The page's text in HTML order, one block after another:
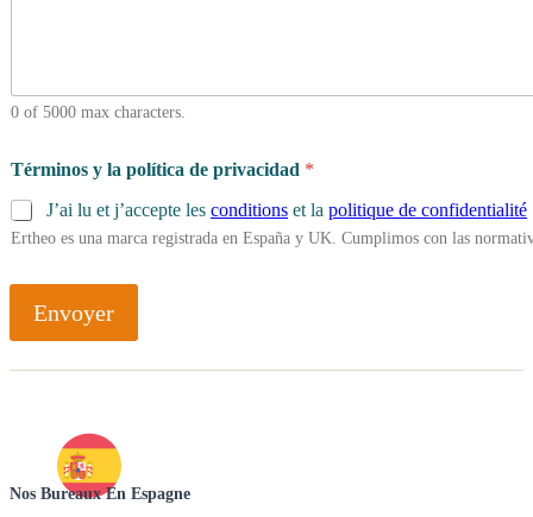
0 of 5000 max characters.
Términos y la política de privacidad *
J’ai lu et j’accepte les conditions et la politique de confidentialité
Ertheo es una marca registrada en España y UK. Cumplimos con las
Envoyer
Nos Bureaux En Espagne